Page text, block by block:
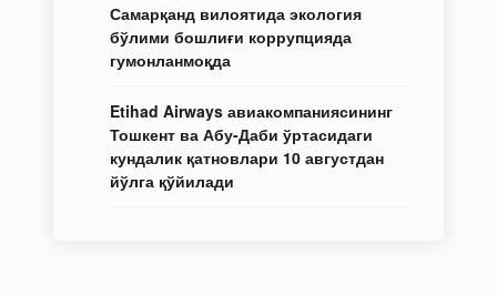
Самарқанд вилоятида экология
бўлими бошлиғи коррупцияда
гумонланмоқда
Etihad Airways авиакомпаниясининг
Тошкент ва Абу-Даби ўртасидаги
кундалик қатновлари 10 августдан
йўлга қўйилади